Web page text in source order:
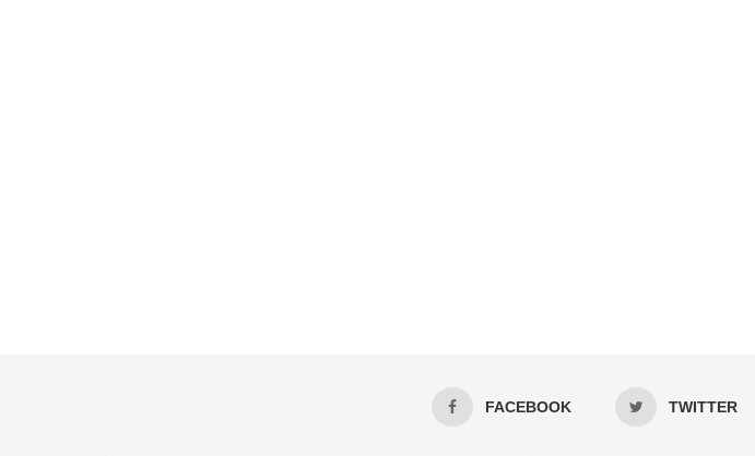
FACEBOOK TWITTER